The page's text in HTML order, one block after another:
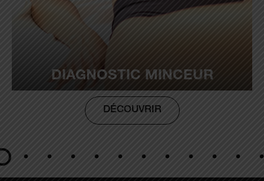
DIAGNOSTIC MINCEUR
DÉCOUVRIR